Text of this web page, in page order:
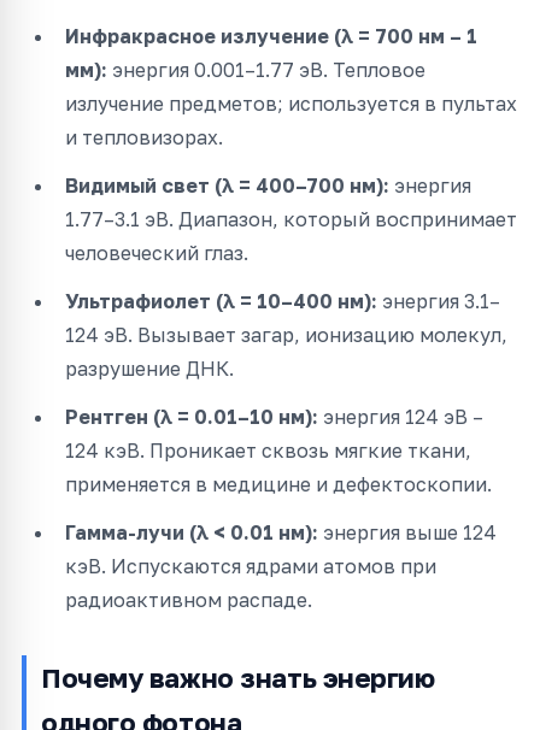
Инфракрасное излучение (λ = 700 нм – 1
мм): энергия 0.001–1.77 эВ. Тепловое
излучение предметов; используется в пультах
и тепловизорах.
Видимый свет (λ = 400–700 нм): энергия
1.77–3.1 эВ. Диапазон, который воспринимает
человеческий глаз.
Ультрафиолет (λ = 10–400 нм): энергия 3.1–
124 эВ. Вызывает загар, ионизацию молекул,
разрушение ДНК.
Рентген (λ = 0.01–10 нм): энергия 124 эВ –
124 кэВ. Проникает сквозь мягкие ткани,
применяется в медицине и дефектоскопии.
Гамма-лучи (λ < 0.01 нм): энергия выше 124
кэВ. Испускаются ядрами атомов при
радиоактивном распаде.
Почему важно знать энергию
одного фотона